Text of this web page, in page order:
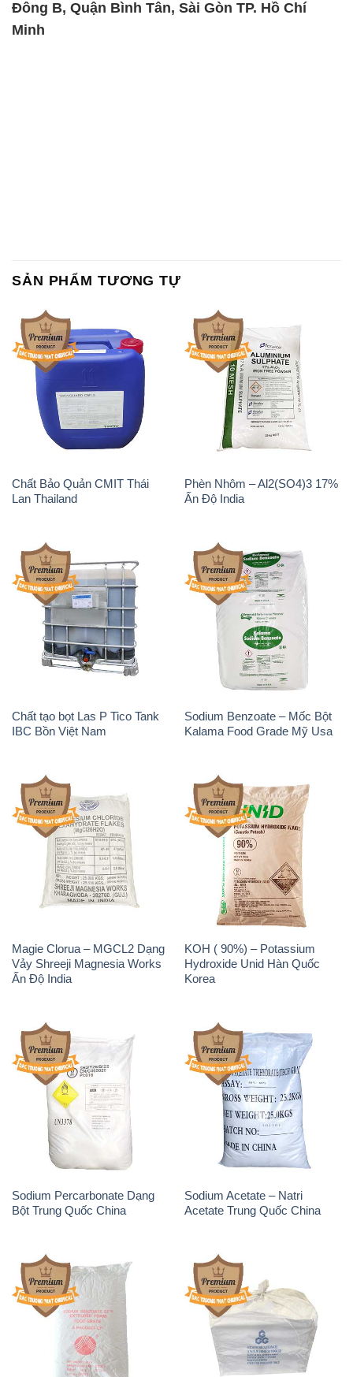
Đông B, Quận Bình Tân, Sài Gòn TP. Hồ Chí
Minh
SẢN PHẨM TƯƠNG TỰ
Chất Bảo Quản CMIT Thái
Lan Thailand
Phèn Nhôm – Al2(SO4)3 17%
Ấn Độ India
Chất tạo bọt Las P Tico Tank
IBC Bồn Việt Nam
Sodium Benzoate – Mốc Bột
Kalama Food Grade Mỹ Usa
Magie Clorua – MGCL2 Dạng
Vảy Shreeji Magnesia Works
Ấn Độ India
KOH ( 90%) – Potassium
Hydroxide Unid Hàn Quốc
Korea
Sodium Percarbonate Dạng
Bột Trung Quốc China
Sodium Acetate – Natri
Acetate Trung Quốc China